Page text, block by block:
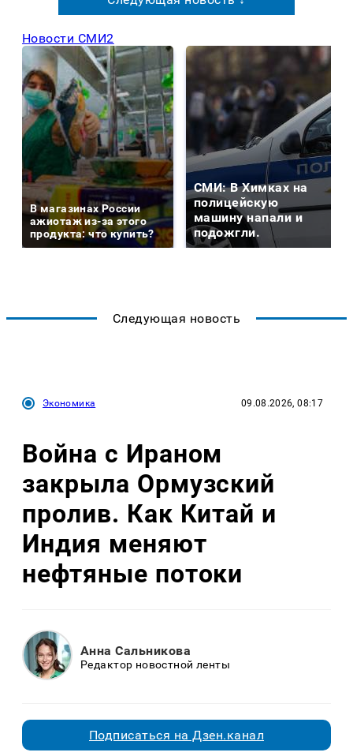
Новости СМИ2
В магазинах России
ажиотаж из-за этого
продукта: что купить?
СМИ: В Химках на
полицейскую
машину напали и
подожгли.
Следующая новость
Экономика 09.08.2026, 08:17
Война с Ираном
закрыла Ормузский
пролив. Как Китай и
Индия меняют
нефтяные потоки
Анна Сальникова
Редактор новостной ленты
Подписаться на Дзен.канал